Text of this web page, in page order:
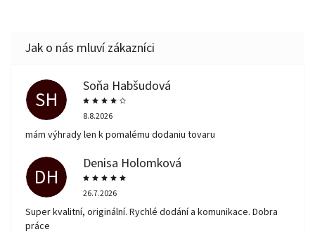
SH
Soňa Habšudová
8.8.2026
mám výhrady len k pomalému dodaniu tovaru
DH
Denisa Holomková
26.7.2026
Super kvalitní, originální. Rychlé dodání a komunikace. Dobra
práce